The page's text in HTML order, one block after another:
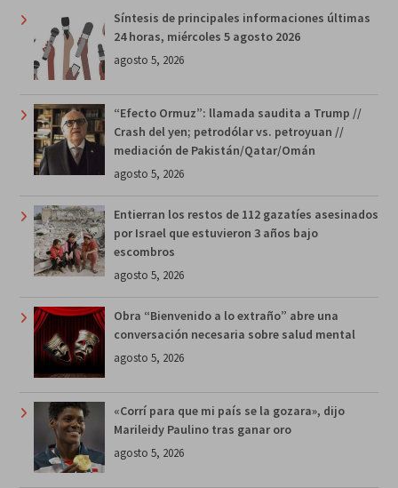
Síntesis de principales informaciones últimas
24 horas, miércoles 5 agosto 2026
agosto 5, 2026
“Efecto Ormuz”: llamada saudita a Trump //
Crash del yen; petrodólar vs. petroyuan //
mediación de Pakistán/Qatar/Omán
agosto 5, 2026
Entierran los restos de 112 gazatíes asesinados
por Israel que estuvieron 3 años bajo
escombros
agosto 5, 2026
Obra “Bienvenido a lo extraño” abre una
conversación necesaria sobre salud mental
agosto 5, 2026
«Corrí para que mi país se la gozara», dijo
Marileidy Paulino tras ganar oro
agosto 5, 2026